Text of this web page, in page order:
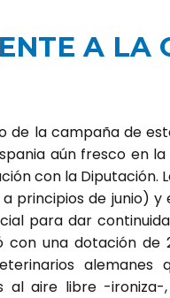
A LA
de la campaña de
aún fresco en
con la Diputación.
principios de junio)
para dar
una dotación de
alemanes
al aire libre -